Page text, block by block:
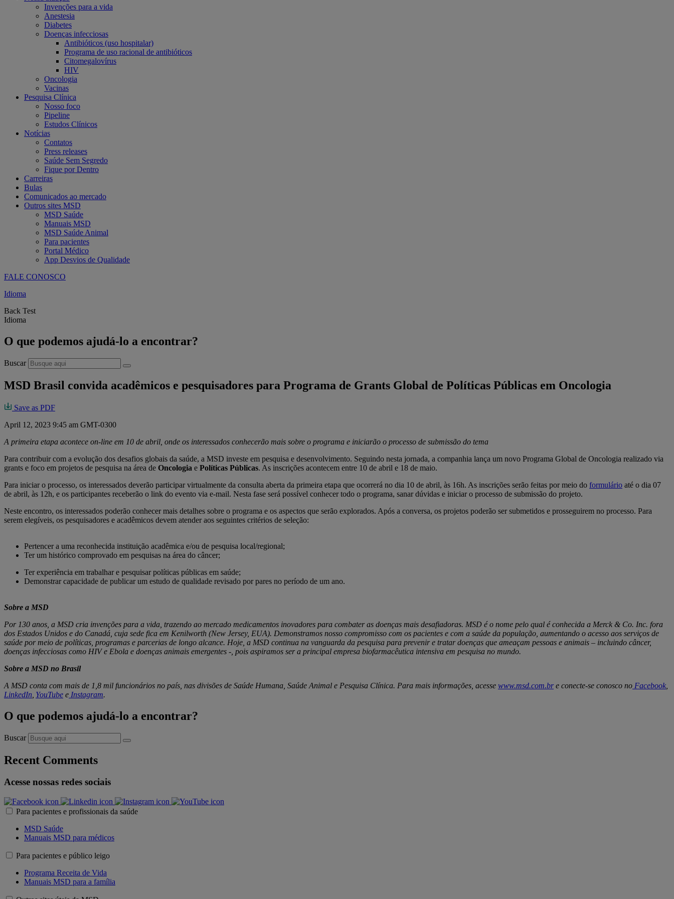
Invenções para a vida
Anestesia
Diabetes
Doenças infecciosas
Antibióticos (uso hospitalar)
Programa de uso racional de antibióticos
Citomegalovírus
HIV
Oncologia
Vacinas
Pesquisa Clínica
Nosso foco
Pipeline
Estudos Clínicos
Notícias
Contatos
Press releases
Saúde Sem Segredo
Fique por Dentro
Carreiras
Bulas
Comunicados ao mercado
Outros sites MSD
MSD Saúde
Manuais MSD
MSD Saúde Animal
Para pacientes
Portal Médico
App Desvios de Qualidade
FALE CONOSCO
Idioma
Back Test
Idioma
O que podemos ajudá-lo a encontrar?
Buscar
MSD Brasil convida acadêmicos e pesquisadores para Programa de Grants Global de Políticas Públicas em Oncologia
Save as PDF
April 12, 2023 9:45 am GMT-0300
A primeira etapa acontece on-line em 10 de abril, onde os interessados conhecerão mais sobre o programa e iniciarão o processo de submissão do tema
Para contribuir com a evolução dos desafios globais da saúde, a MSD investe em pesquisa e desenvolvimento. Seguindo nesta jornada, a companhia lança um novo Programa Global de Oncologia realizado via
grants e foco em projetos de pesquisa na área de Oncologia e Políticas Públicas. As inscrições acontecem entre 10 de abril e 18 de maio.
Para iniciar o processo, os interessados deverão participar virtualmente da consulta aberta da primeira etapa que ocorrerá no dia 10 de abril, às 16h. As inscrições serão feitas por meio do formulário até o dia 07
de abril, às 12h, e os participantes receberão o link do evento via e-mail. Nesta fase será possível conhecer todo o programa, sanar dúvidas e iniciar o processo de submissão do projeto.
Neste encontro, os interessados poderão conhecer mais detalhes sobre o programa e os aspectos que serão explorados. Após a conversa, os projetos poderão ser submetidos e prosseguirem no processo. Para
serem elegíveis, os pesquisadores e acadêmicos devem atender aos seguintes critérios de seleção:
Pertencer a uma reconhecida instituição acadêmica e/ou de pesquisa local/regional;
Ter um histórico comprovado em pesquisas na área do câncer;
Ter experiência em trabalhar e pesquisar políticas públicas em saúde;
Demonstrar capacidade de publicar um estudo de qualidade revisado por pares no período de um ano.
Sobre a MSD
Por 130 anos, a MSD cria invenções para a vida, trazendo ao mercado medicamentos inovadores para combater as doenças mais desafiadoras. MSD é o nome pelo qual é conhecida a Merck & Co. Inc. fora
dos Estados Unidos e do Canadá, cuja sede fica em Kenilworth (New Jersey, EUA). Demonstramos nosso compromisso com os pacientes e com a saúde da população, aumentando o acesso aos serviços de
saúde por meio de políticas, programas e parcerias de longo alcance. Hoje, a MSD continua na vanguarda da pesquisa para prevenir e tratar doenças que ameaçam pessoas e animais – incluindo câncer,
doenças infecciosas como HIV e Ebola e doenças animais emergentes -, pois aspiramos ser a principal empresa biofarmacêutica intensiva em pesquisa no mundo.
Sobre a MSD no Brasil
A MSD conta com mais de 1,8 mil funcionários no país, nas divisões de Saúde Humana, Saúde Animal e Pesquisa Clínica. Para mais informações, acesse www.msd.com.br e conecte-se conosco no Facebook
LinkedIn YouTube e Instagram.
O que podemos ajudá-lo a encontrar?
Buscar
Recent Comments
Acesse nossas redes sociais
Para pacientes e profissionais da saúde
MSD Saúde
Manuais MSD para médicos
Para pacientes e público leigo
Programa Receita de Vida
Manuais MSD para a família